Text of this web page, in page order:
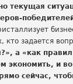
текущая
кто задается
а «как
экономить, и
сейчас,